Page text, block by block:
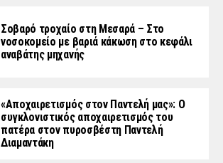
Σοβαρό τροχαίο στη Μεσαρά – Στο
νοσοκομείο με βαριά κάκωση στο κεφάλι
αναβάτης μηχανής
«Aποχαιρετισμός στον Παντελή μας»: Ο
συγκλονιστικός αποχαιρετισμός του
πατέρα στον πυροσβέστη Παντελή
Διαμαντάκη